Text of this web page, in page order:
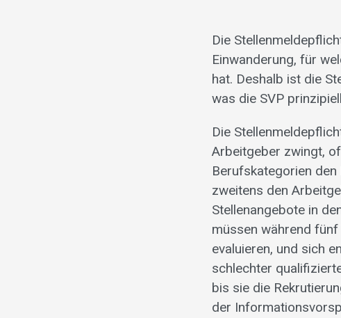
Die
Einwanderung, für
hat. Deshalb ist die
was die SVP
Die
Arbeitgeber zwingt,
Berufskategorien
zweitens den
Stellenangebote in
müssen während
evaluieren, und sich
schlechter
bis sie die
der